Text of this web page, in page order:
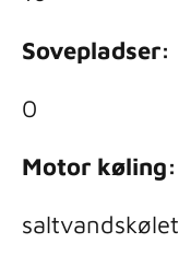
Sovepladser:
0
Motor køling:
saltvandskølet